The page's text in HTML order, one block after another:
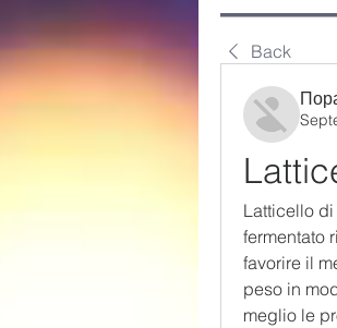
Back
Latticello
fermentato
favorire il
peso in
meglio le